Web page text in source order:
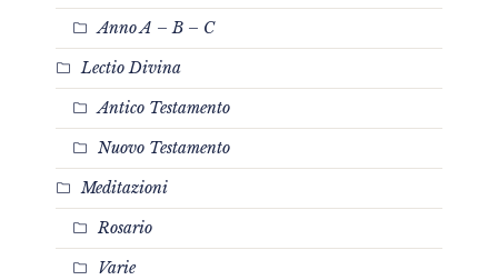
Anno A – B – C
Lectio Divina
Antico Testamento
Nuovo Testamento
Meditazioni
Rosario
Varie